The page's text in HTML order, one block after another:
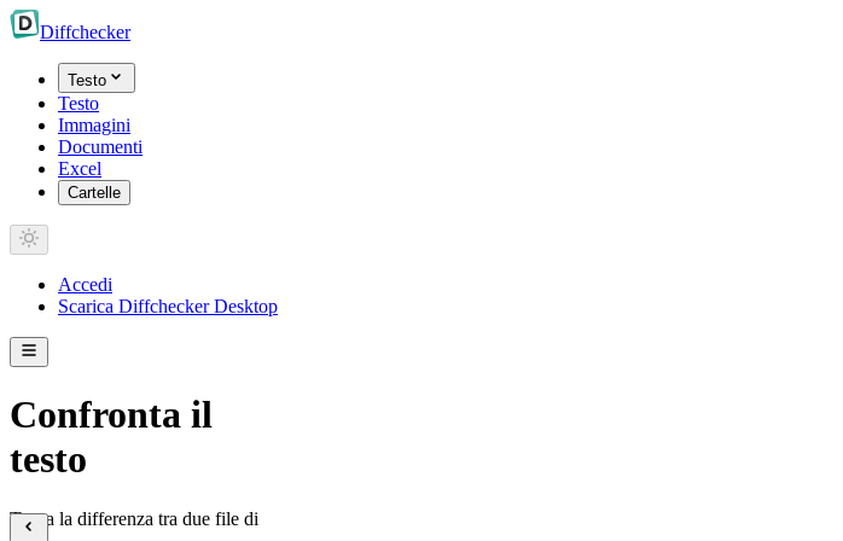
Diffchecker
Testo
Testo
Immagini
Documenti
Excel
Cartelle
Accedi
Scarica Diffchecker Desktop
Confronta il
testo
Trova la differenza tra due file di